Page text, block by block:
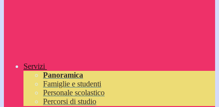
Servizi
Panoramica
Famiglie e studenti
Personale scolastico
Percorsi di studio